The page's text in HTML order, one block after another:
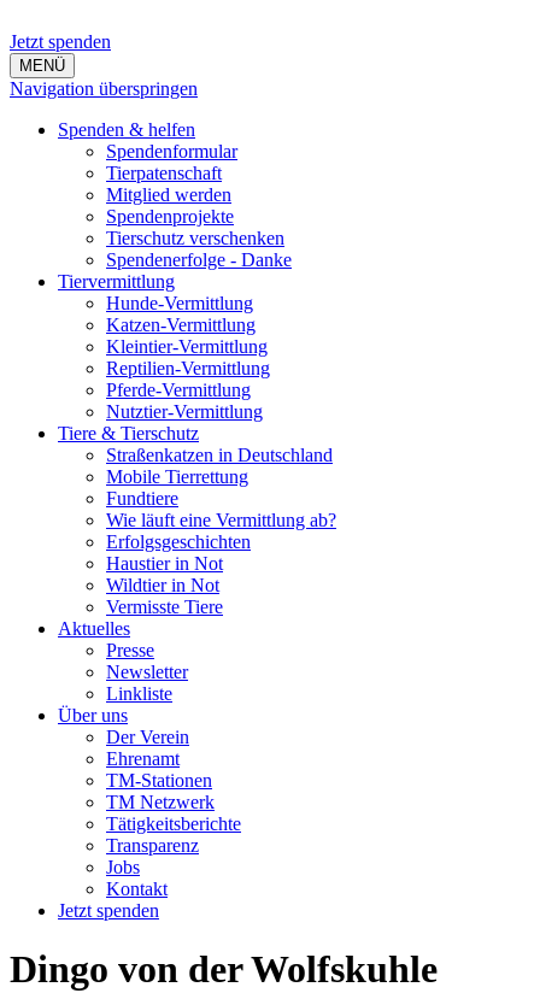
Jetzt spenden
MENÜ
Navigation überspringen
Spenden & helfen
Spendenformular
Tierpatenschaft
Mitglied werden
Spendenprojekte
Tierschutz verschenken
Spendenerfolge - Danke
Tiervermittlung
Hunde-Vermittlung
Katzen-Vermittlung
Kleintier-Vermittlung
Reptilien-Vermittlung
Pferde-Vermittlung
Nutztier-Vermittlung
Tiere & Tierschutz
Straßenkatzen in Deutschland
Mobile Tierrettung
Fundtiere
Wie läuft eine Vermittlung ab?
Erfolgsgeschichten
Haustier in Not
Wildtier in Not
Vermisste Tiere
Aktuelles
Presse
Newsletter
Linkliste
Über uns
Der Verein
Ehrenamt
TM-Stationen
TM Netzwerk
Tätigkeitsberichte
Transparenz
Jobs
Kontakt
Jetzt spenden
Dingo von der Wolfskuhle